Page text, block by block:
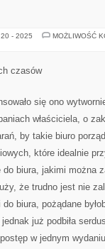
- 2025
MOŻLIWOŚĆ
czasów
się ono
właściciela, o
by takie biuro
które idealnie
biura, jakimi można
że trudno jest nie
biura, pożądane
już podbiła
w jednym